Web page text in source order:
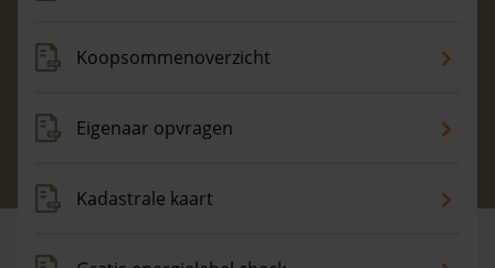
Koopsommenoverzicht
Eigenaar opvragen
Kadastrale kaart